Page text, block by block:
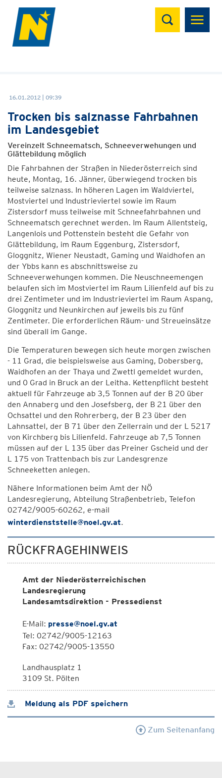
Suchen
16.01.2012 | 09:39
Trocken bis salznasse Fahrbahnen
im Landesgebiet
Vereinzelt Schneematsch, Schneeverwehungen und
Glättebildung möglich
Die Fahrbahnen der Straßen in Niederösterreich sind
heute, Montag, 16. Jänner, überwiegend trocken bis
teilweise salznass. In höheren Lagen im Waldviertel,
Mostviertel und Industrieviertel sowie im Raum
Zistersdorf muss teilweise mit Schneefahrbahnen und
Schneematsch gerechnet werden. Im Raum Allentsteig,
Langenlois und Pottenstein besteht die Gefahr von
Glättebildung, im Raum Eggenburg, Zistersdorf,
Gloggnitz, Wiener Neustadt, Gaming und Waidhofen an
der Ybbs kann es abschnittsweise zu
Schneeverwehungen kommen. Die Neuschneemengen
belaufen sich im Mostviertel im Raum Lilienfeld auf bis zu
drei Zentimeter und im Industrieviertel im Raum Aspang,
Gloggnitz und Neunkirchen auf jeweils bis zu fünf
Zentimeter. Die erforderlichen Räum- und Streueinsätze
sind überall im Gange.
Die Temperaturen bewegen sich heute morgen zwischen
- 11 Grad, die beispielsweise aus Gaming, Dobersberg,
Waidhofen an der Thaya und Zwettl gemeldet wurden,
und 0 Grad in Bruck an der Leitha. Kettenpflicht besteht
aktuell für Fahrzeuge ab 3,5 Tonnen auf der B 20 über
den Annaberg und den Josefsberg, der B 21 über den
Ochsattel und den Rohrerberg, der B 23 über den
Lahnsattel, der B 71 über den Zellerrain und der L 5217
von Kirchberg bis Lilienfeld. Fahrzeuge ab 7,5 Tonnen
müssen auf der L 135 über das Preiner Gscheid und der
L 175 von Trattenbach bis zur Landesgrenze
Schneeketten anlegen.
Nähere Informationen beim Amt der NÖ
Landesregierung, Abteilung Straßenbetrieb, Telefon
02742/9005-60262, e-mail
winterdienststelle@noel.gv.at.
RÜCKFRAGEHINWEIS
Amt der Niederösterreichischen
Landesregierung
Landesamtsdirektion - Pressedienst
E-Mail: presse@noel.gv.at
Tel: 02742/9005-12163
Fax: 02742/9005-13550
Landhausplatz 1
3109 St. Pölten
Meldung als PDF speichern
Zum Seitenanfang